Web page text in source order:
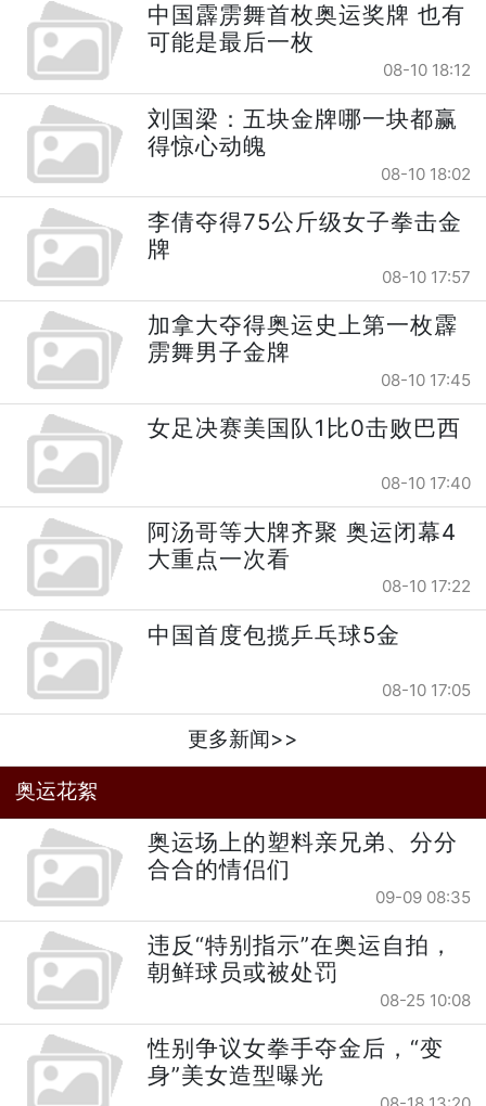
中国霹雳舞首枚奥运奖牌 也有
可能是最后一枚
08-10 18:12
刘国梁：五块金牌哪一块都赢
得惊心动魄
08-10 18:02
李倩夺得75公斤级女子拳击金
牌
08-10 17:57
加拿大夺得奥运史上第一枚霹
雳舞男子金牌
08-10 17:45
女足决赛美国队1比0击败巴西
08-10 17:40
阿汤哥等大牌齐聚 奥运闭幕4
大重点一次看
08-10 17:22
中国首度包揽乒乓球5金
08-10 17:05
更多新闻>>
奥运花絮
奥运场上的塑料亲兄弟、分分
合合的情侣们
09-09 08:35
违反“特别指示”在奥运自拍，
朝鲜球员或被处罚
08-25 10:08
性别争议女拳手夺金后，“变
身”美女造型曝光